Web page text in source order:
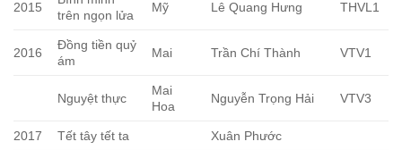
2015
trên ngọn lửa
Mỹ Lê Quang Hưng THVL1
2016
Đồng tiền quỷ
ám
Mai Trần Chí Thành VTV1
Nguyệt thực
Mai
Hoa
Nguyễn Trọng Hải VTV3
2017 Tết tây tết ta Xuân Phước